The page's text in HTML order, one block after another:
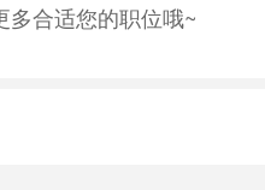
多合适您的职位哦~